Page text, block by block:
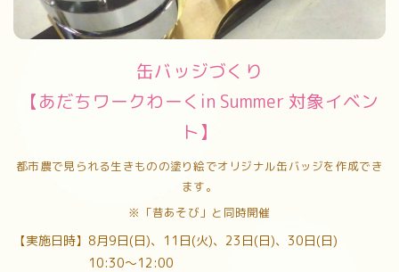
缶バッジづくり
【あだちワークわーくin Summer 対象イベン
ト】
都市農で見られる生きものの塗り絵でオリジナル缶バッジを作成でき
ます。
※「昔あそび」と同時開催
【実施日時】8月9日(日)、11日(火)、23日(日)、30日(日)
10:30〜12:00